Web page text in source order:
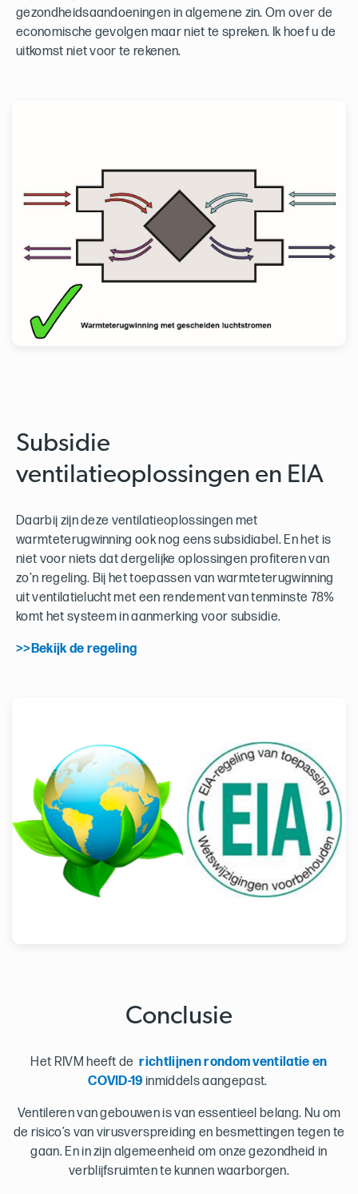
gezondheidsaandoeningen in algemene zin. Om over de
economische gevolgen maar niet te spreken. Ik hoef u de
uitkomst niet voor te rekenen.
Subsidie
ventilatieoplossingen en EIA
Daarbij zijn deze ventilatieoplossingen met
warmteterugwinning ook nog eens subsidiabel. En het is
niet voor niets dat dergelijke oplossingen profiteren van
zo’n regeling. Bij het toepassen van warmteterugwinning
uit ventilatielucht met een rendement van tenminste 78%
komt het systeem in aanmerking voor subsidie.
>>Bekijk de regeling
Conclusie
Het RIVM heeft de richtlijnen rondom ventilatie en
COVID-19inmiddels aangepast.
Ventileren van gebouwen is van essentieel belang. Nu om
de risico’s van virusverspreiding en besmettingen tegen te
gaan. En in zijn algemeenheid om onze gezondheid in
verblijfsruimten te kunnen waarborgen.